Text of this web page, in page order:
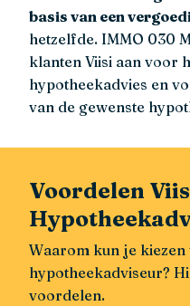
basis van een
hetzelfde. IMMO 030
klanten Viisi aan voor
hypotheekadvies en
van de gewenste
Voordelen
Waarom kun je kiezen
hypotheekadviseur?
voordelen.